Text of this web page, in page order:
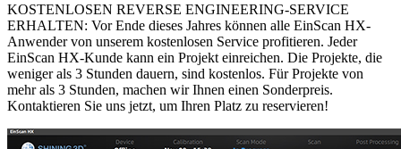
KOSTENLOSEN REVERSE ENGINEERING-SERVICE
ERHALTEN: Vor Ende dieses Jahres können alle EinScan HX-
Anwender von unserem kostenlosen Service profitieren. Jeder
EinScan HX-Kunde kann ein Projekt einreichen. Die Projekte, die
weniger als 3 Stunden dauern, sind kostenlos. Für Projekte von
mehr als 3 Stunden, machen wir Ihnen einen Sonderpreis.
Kontaktieren Sie uns jetzt, um Ihren Platz zu reservieren!